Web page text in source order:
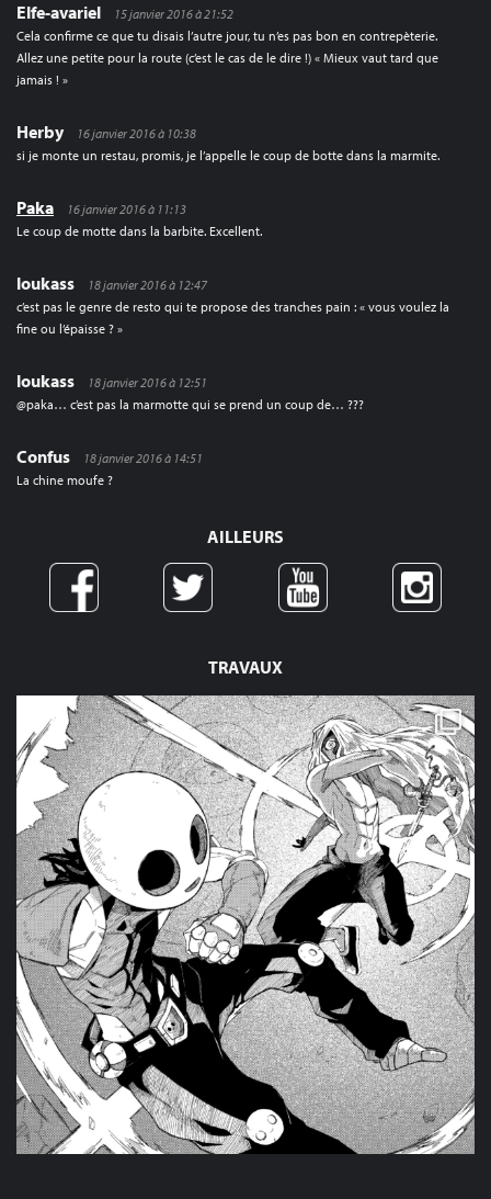
TRAVAUX
Elfe-avariel
15 janvier 2016 à 21:52
Cela confirme ce que tu disais l’autre jour, tu n’es pas bon en contrepèterie.
Allez une petite pour la route (c’est le cas de le dire !) « Mieux vaut tard que
jamais ! »
Herby
16 janvier 2016 à 10:38
si je monte un restau, promis, je l’appelle le coup de botte dans la marmite.
Paka
16 janvier 2016 à 11:13
Le coup de motte dans la barbite. Excellent.
loukass
18 janvier 2016 à 12:47
c’est pas le genre de resto qui te propose des tranches pain : « vous voulez la
fine ou l’épaisse ? »
loukass
18 janvier 2016 à 12:51
@paka… c’est pas la marmotte qui se prend un coup de… ???
Confus
18 janvier 2016 à 14:51
La chine moufe ?
AILLEURS